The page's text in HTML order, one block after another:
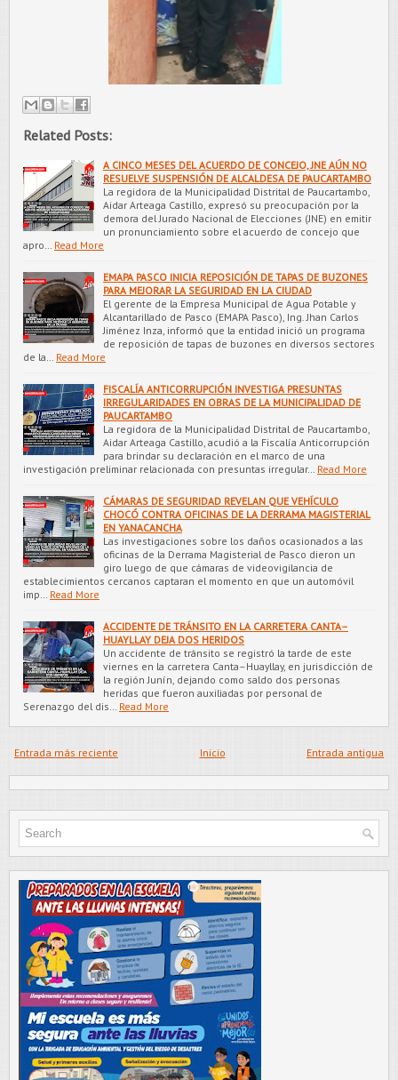
Related Posts:
A CINCO MESES DEL ACUERDO DE CONCEJO, JNE AÚN NO
RESUELVE SUSPENSIÓN DE ALCALDESA DE PAUCARTAMBO
La regidora de la Municipalidad Distrital de Paucartambo,
Aidar Arteaga Castillo, expresó su preocupación por la
demora del Jurado Nacional de Elecciones (JNE) en emitir
un pronunciamiento sobre el acuerdo de concejo que
apro…
Read More
EMAPA PASCO INICIA REPOSICIÓN DE TAPAS DE BUZONES
PARA MEJORAR LA SEGURIDAD EN LA CIUDAD
El gerente de la Empresa Municipal de Agua Potable y
Alcantarillado de Pasco (EMAPA Pasco), Ing. Jhan Carlos
Jiménez Inza, informó que la entidad inició un programa
de reposición de tapas de buzones en diversos sectores
de la…
Read More
FISCALÍA ANTICORRUPCIÓN INVESTIGA PRESUNTAS
IRREGULARIDADES EN OBRAS DE LA MUNICIPALIDAD DE
PAUCARTAMBO
La regidora de la Municipalidad Distrital de Paucartambo,
Aidar Arteaga Castillo, acudió a la Fiscalía Anticorrupción
para brindar su declaración en el marco de una
investigación preliminar relacionada con presuntas irregular…
Read More
CÁMARAS DE SEGURIDAD REVELAN QUE VEHÍCULO
CHOCÓ CONTRA OFICINAS DE LA DERRAMA MAGISTERIAL
EN YANACANCHA
Las investigaciones sobre los daños ocasionados a las
oficinas de la Derrama Magisterial de Pasco dieron un
giro luego de que cámaras de videovigilancia de
establecimientos cercanos captaran el momento en que un automóvil
imp…
Read More
ACCIDENTE DE TRÁNSITO EN LA CARRETERA CANTA–
HUAYLLAY DEJA DOS HERIDOS
Un accidente de tránsito se registró la tarde de este
viernes en la carretera Canta–Huayllay, en jurisdicción de
la región Junín, dejando como saldo dos personas
heridas que fueron auxiliadas por personal de
Serenazgo del dis…
Read More
Entrada más reciente Entrada antigua
Inicio